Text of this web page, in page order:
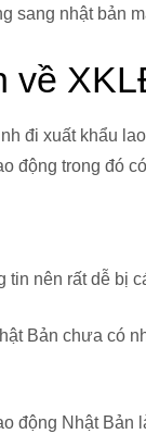
sang nhật bản
về
đi xuất khẩu
động trong đó
nên rất dễ bị
Bản chưa có
động Nhật